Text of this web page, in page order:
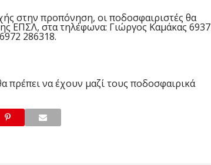
στην προπόνηση, οι ποδοσφαιριστές θα
ΕΠΣΛ, στα τηλέφωνα: Γιώργος Καμάκας 6937
286318.
πρέπει να έχουν μαζί τους ποδοσφαιρικά